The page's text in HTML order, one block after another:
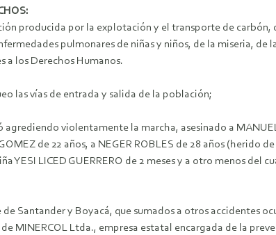
producida por la explotación y el transporte de carbón,
pulmonares de niñas y niños, de la miseria,
a los Derechos Humanos.
las vías de entrada y salida de la población;
violentamente la marcha, asesinado a
de 22 años, a NEGER ROBLES de 28 años (herido
YESI LICED GUERRERO de 2 meses y a otro menos del
Santander y Boyacá, que sumados a otros accidentes
MINERCOL Ltda., empresa estatal encargada de la